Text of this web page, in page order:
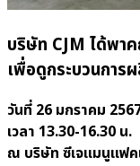
บริษัท CJM ได้พา
เพื่อดูกระบวนกา
วันที่ 26 มกราคม
เวลา 13.30-16.30 น.
ณ บริษัท ซีเจแมนูแฟค